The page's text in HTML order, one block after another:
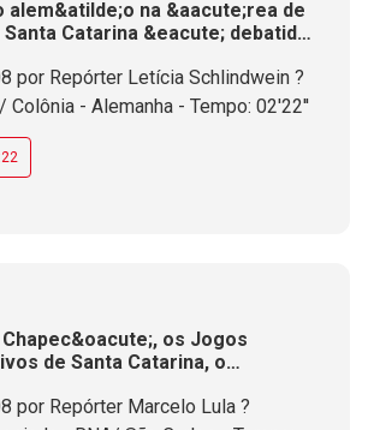
alem&atilde;o na &aacute;rea de
Catarina &eacute; debatido
em Col&ocirc;nia
por Repórter Letícia Schlindwein ?
Colônia - Alemanha - Tempo: 02'22''
os Jogos
de Santa Catarina, o
de 1.500 atletas
por Repórter Marcelo Lula ?